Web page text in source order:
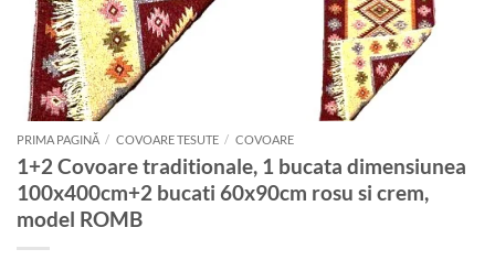
PRIMA PAGINĂ / COVOARE TESUTE / COVOARE
1+2 Covoare traditionale, 1 bucata dimensiunea
100x400cm+2 bucati 60x90cm rosu si crem,
model ROMB